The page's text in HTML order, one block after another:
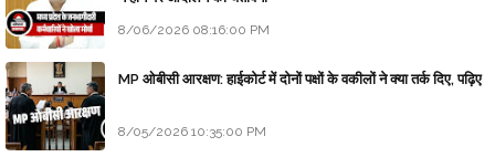
8/06/2026 08:16:00 PM
MP ओबीसी आरक्षण: हाईकोर्ट में दोनों पक्षों के वकीलों ने क्या तर्क दिए, पढ़िए
8/05/2026 10:35:00 PM